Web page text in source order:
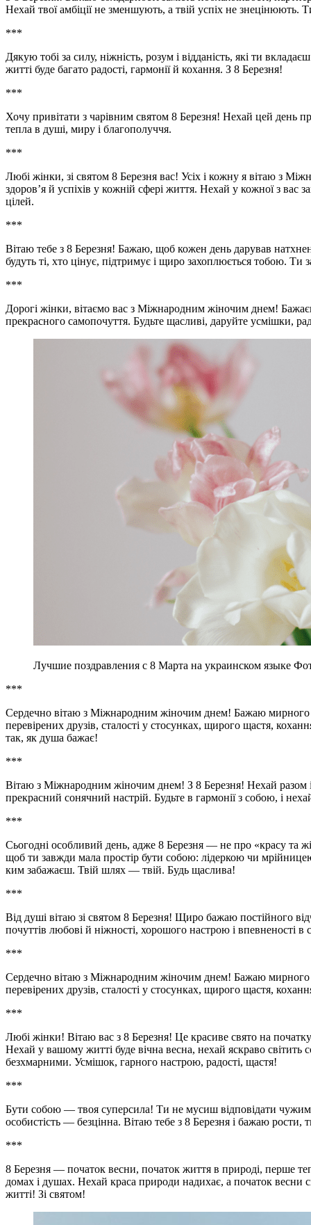
Нехай твої амбіції не зменшують, а твій успіх не знецінюють.
***
Дякую тобі за силу, ніжність, розум і відданість, які ти
житті буде багато радості, гармонії й кохання. З 8 Березня!
***
Хочу привітати з чарівним святом 8 Березня! Нехай цей день
тепла в душі, миру і благополуччя.
***
Любі жінки, зі святом 8 Березня вас! Усіх і кожну я вітаю з
здоров’я й успіхів у кожній сфері життя. Нехай у кожної з вас
цілей.
***
Вітаю тебе з 8 Березня! Бажаю, щоб кожен день дарував
будуть ті, хто цінує, підтримує і щиро захоплюється тобою.
***
Дорогі жінки, вітаємо вас з Міжнародним жіночим днем!
прекрасного самопочуття. Будьте щасливі, даруйте усмішки,
Лучшие поздравления с 8 Марта на украинском языке
***
Сердечно вітаю з Міжнародним жіночим днем! Бажаю мирного
перевірених друзів, сталості у стосунках, щирого щастя,
так, як душа бажає!
***
Вітаю з Міжнародним жіночим днем! З 8 Березня! Нехай разом
прекрасний сонячний настрій. Будьте в гармонії з собою, і
***
Сьогодні особливий день, адже 8 Березня — не про «красу та
щоб ти завжди мала простір бути собою: лідеркою чи
ким забажаєш. Твій шлях — твій. Будь щаслива!
***
Від душі вітаю зі святом 8 Березня! Щиро бажаю постійного
почуттів любові й ніжності, хорошого настрою і впевненості
***
Сердечно вітаю з Міжнародним жіночим днем! Бажаю мирного
перевірених друзів, сталості у стосунках, щирого щастя,
***
Любі жінки! Вітаю вас з 8 Березня! Це красиве свято на
Нехай у вашому житті буде вічна весна, нехай яскраво світить
безхмарними. Усмішок, гарного настрою, радості, щастя!
***
Бути собою — твоя суперсила! Ти не мусиш відповідати
особистість — безцінна. Вітаю тебе з 8 Березня і бажаю
***
8 Березня — початок весни, початок життя в природі, перше
домах і душах. Нехай краса природи надихає, а початок весни
житті! Зі святом!